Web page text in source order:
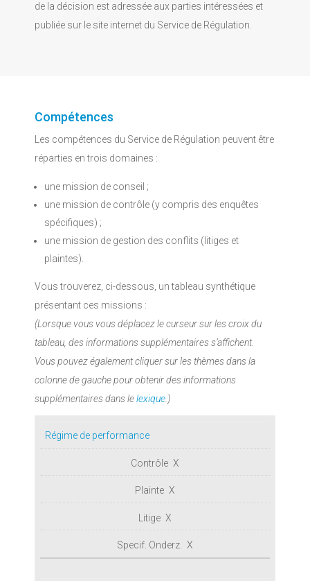
de la décision est adressée aux parties intéressées et
publiée sur le site internet du Service de Régulation.
Compétences
Les compétences du Service de Régulation peuvent être
réparties en trois domaines :
une mission de conseil ;
une mission de contrôle (y compris des enquêtes
spécifiques) ;
une mission de gestion des conflits (litiges et
plaintes).
Vous trouverez, ci-dessous, un tableau synthétique
présentant ces missions :
(Lorsque vous vous déplacez le curseur sur les croix du
tableau, des informations supplémentaires s’affichent.
Vous pouvez également cliquer sur les thèmes dans la
colonne de gauche pour obtenir des informations
supplémentaires dans lelexique .)
Régime de performance
X
X
X
X